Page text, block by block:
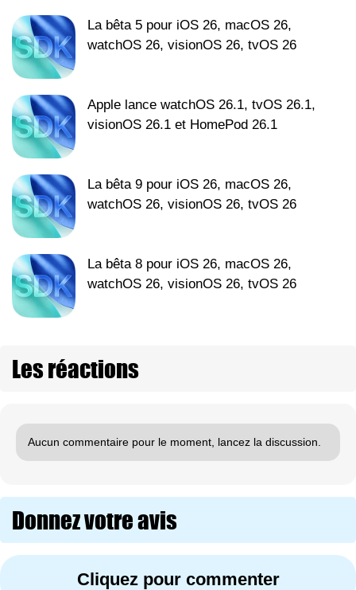
La bêta 5 pour iOS 26, macOS 26,
watchOS 26, visionOS 26, tvOS 26
Apple lance watchOS 26.1, tvOS 26.1,
visionOS 26.1 et HomePod 26.1
La bêta 9 pour iOS 26, macOS 26,
watchOS 26, visionOS 26, tvOS 26
La bêta 8 pour iOS 26, macOS 26,
watchOS 26, visionOS 26, tvOS 26
Les réactions
Aucun commentaire pour le moment, lancez la discussion.
Donnez votre avis
Cliquez pour commenter